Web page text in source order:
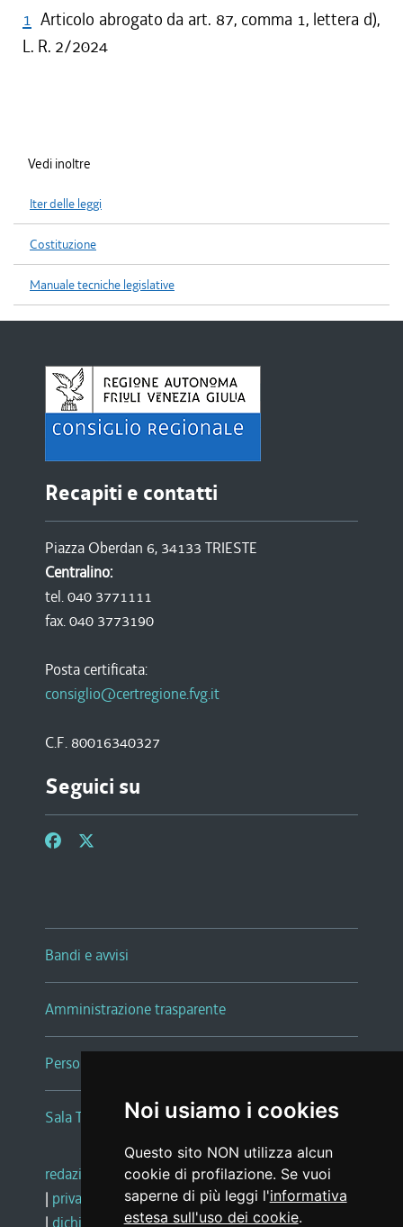
Noi usiamo i cookies
Questo sito NON utilizza alcun
cookie di profilazione. Se vuoi
saperne di più leggi l'informativa
estesa sull'uso dei cookie.
1 Articolo abrogato da art. 87, comma 1, lettera d),
L. R. 2/2024
Vedi inoltre
Iter delle leggi
Costituzione
Manuale tecniche legislative
Recapiti e contatti
Piazza Oberdan 6, 34133 TRIESTE
Centralino:
tel. 040 3771111
fax. 040 3773190
Posta certificata:
consiglio@certregione.fvg.it
C.F. 80016340327
Seguici su
Bandi e avvisi
Amministrazione trasparente
Persone e Uffici
Sala Tiziano Tessitori
redazione web |note legali |glossario
| privacy
social media policy
| dichiarazione di accessibilità |feedback